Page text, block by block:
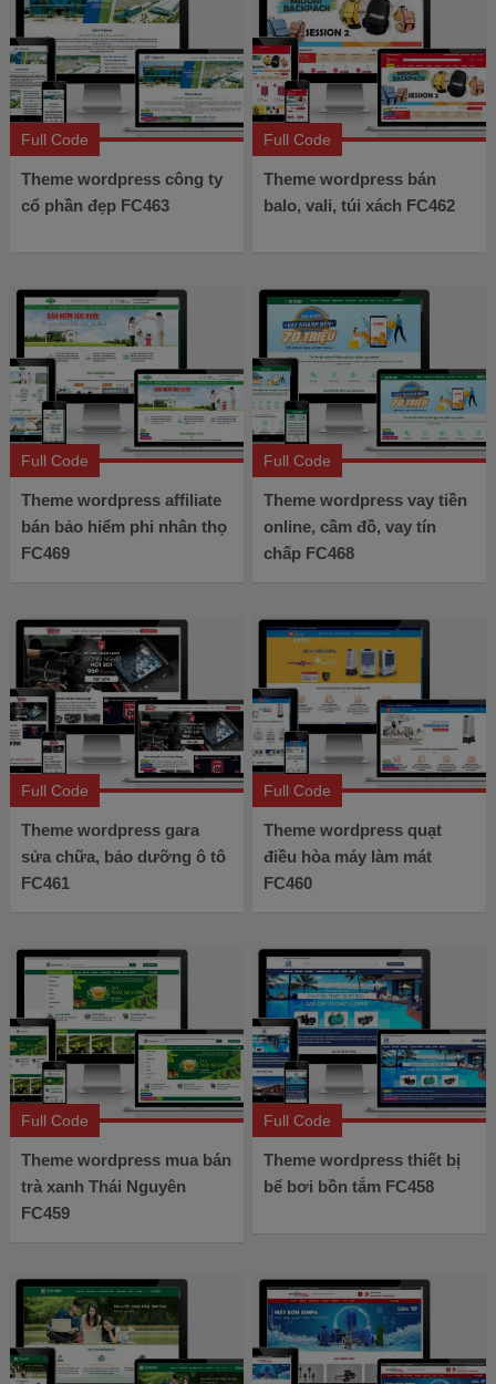
Full Code
Theme wordpress công ty
cổ phần đẹp FC463
Full Code
Theme wordpress bán
balo, vali, túi xách FC462
Full Code
Theme wordpress affiliate
bán bảo hiểm phi nhân thọ
FC469
Full Code
Theme wordpress vay tiền
online, cầm đồ, vay tín
chấp FC468
Full Code
Theme wordpress gara
sửa chữa, bảo dưỡng ô tô
FC461
Full Code
Theme wordpress quạt
điều hòa máy làm mát
FC460
Full Code
Theme wordpress mua bán
trà xanh Thái Nguyên
FC459
Full Code
Theme wordpress thiết bị
bể bơi bồn tắm FC458